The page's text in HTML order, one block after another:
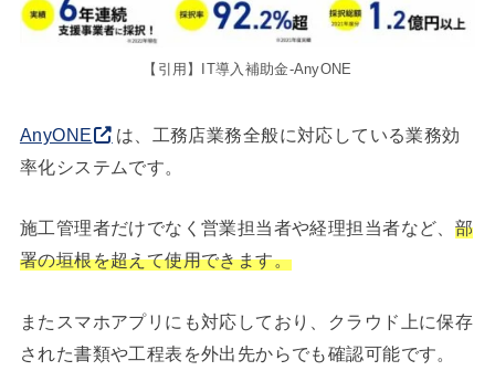
【引用】IT導入補助金-AnyONE
AnyONE
は、工務店業務全般に対応している業務効
率化システムです。
施工管理者だけでなく営業担当者や経理担当者など、 部
署の垣根を超えて使用できます。
またスマホアプリにも対応しており、クラウド上に保存
された書類や工程表を外出先からでも確認可能です。